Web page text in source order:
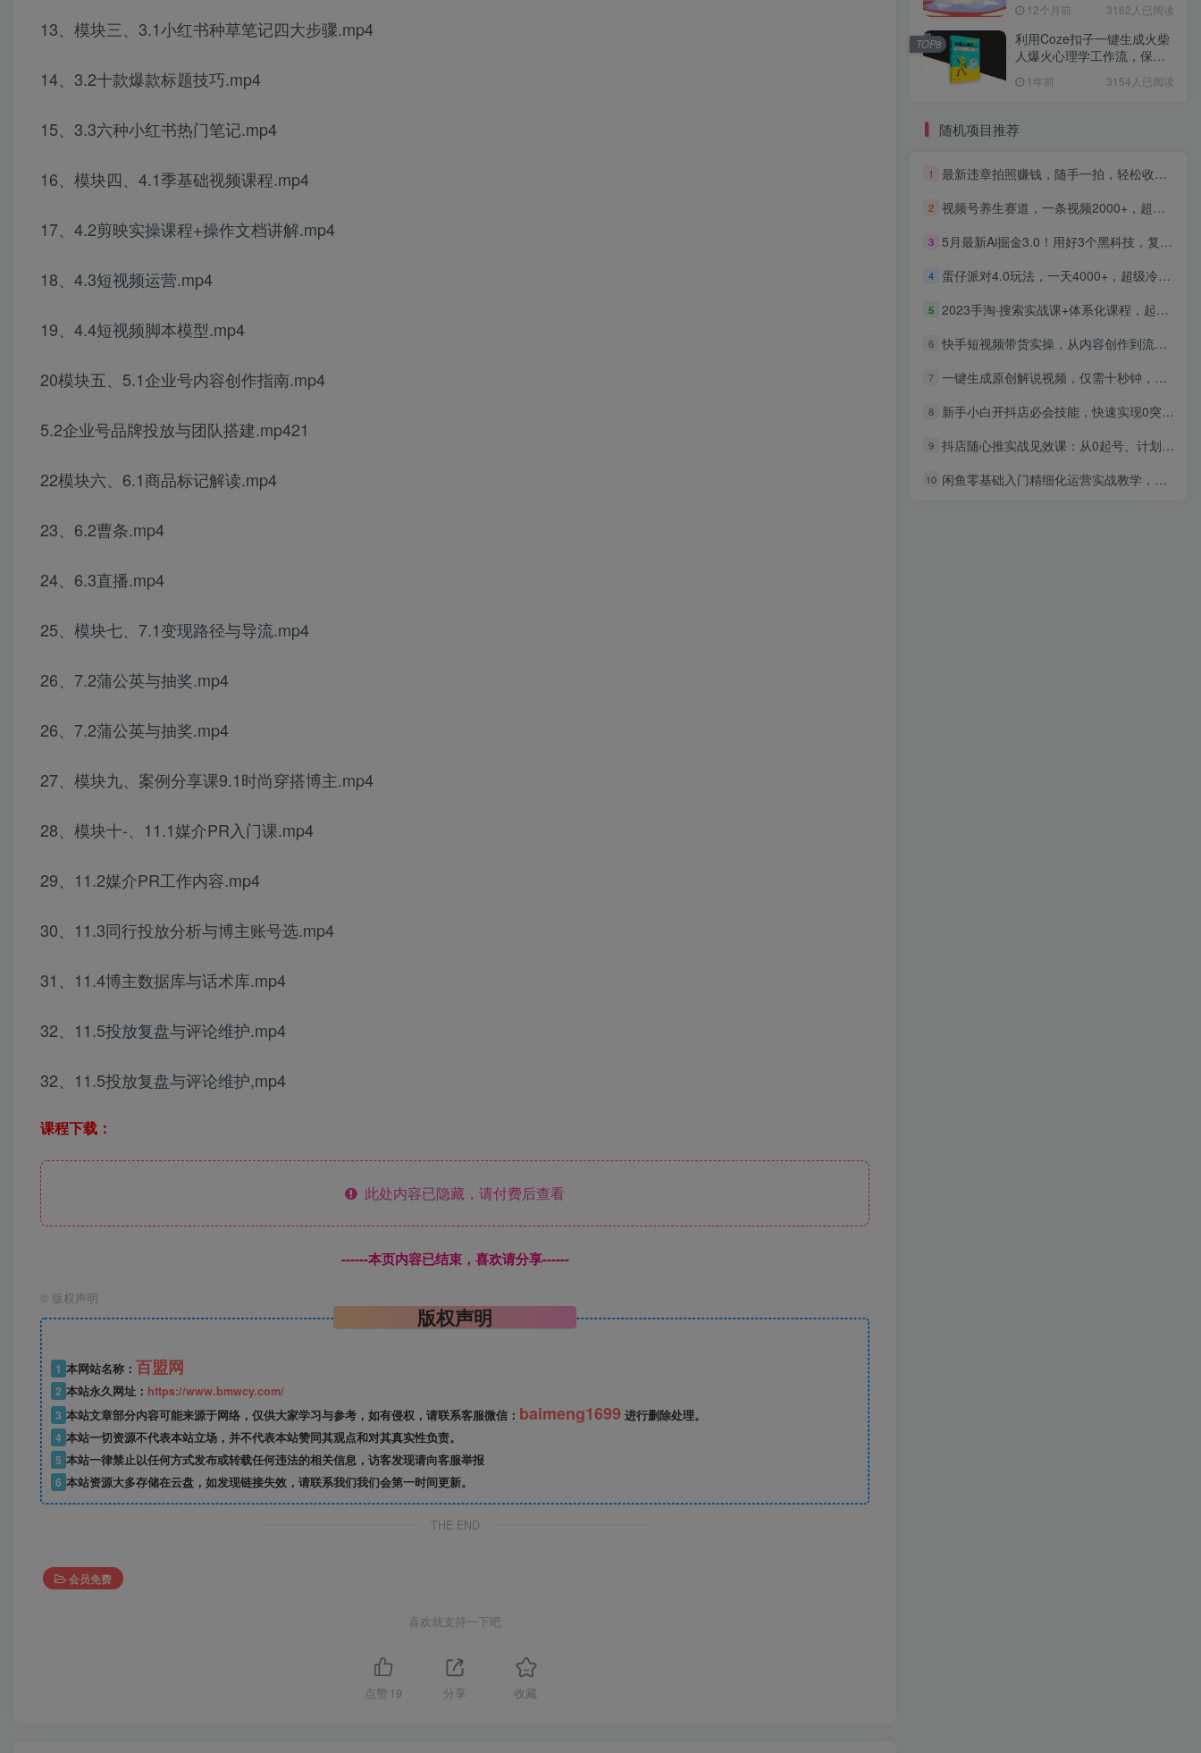
13、模块三、3.1小红书种草笔记四大步骤.mp4
14、3.2十款爆款标题技巧.mp4
15、3.3六种小红书热门笔记.mp4
16、模块四、4.1季基础视频课程.mp4
17、4.2剪映实操课程+操作文档讲解.mp4
18、4.3短视频运营.mp4
19、4.4短视频脚本模型.mp4
20模块五、5.1企业号内容创作指南.mp4
5.2企业号品牌投放与团队搭建.mp421
22模块六、6.1商品标记解读.mp4
23、6.2曹条.mp4
24、6.3直播.mp4
25、模块七、7.1变现路径与导流.mp4
26、7.2蒲公英与抽奖.mp4
26、7.2蒲公英与抽奖.mp4
27、模块九、案例分享课9.1时尚穿搭博主.mp4
28、模块十-、11.1媒介PR入门课.mp4
29、11.2媒介PR工作内容.mp4
30、11.3同行投放分析与博主账号选.mp4
31、11.4博主数据库与话术库.mp4
32、11.5投放复盘与评论维护.mp4
32、11.5投放复盘与评论维护,mp4
课程下载：
此处内容已隐藏，请付费后查看
------本页内容已结束，喜欢请分享------
© 版权声明
版权声明
1 本网站名称： 百盟网
2 本站永久网址： https://www.bmwcy.com/
3 本站文章部分内容可能来源于网络，仅供大家学习与参考，如有侵权，请联系客服微信： baimeng1699 进行删除处理。
4 本站一切资源不代表本站立场，并不代表本站赞同其观点和对其真实性负责。
5 本站一律禁止以任何方式发布或转载任何违法的相关信息，访客发现请向客服举报
6 本站资源大多存储在云盘，如发现链接失效，请联系我们我们会第一时间更新。
THE END
会员免费
喜欢就支持一下吧
点赞 19 分享 收藏
12个月前 3162人已阅读
利用Coze扣子一键生成火柴
人爆火心理学工作流，保姆
1年前 3154人已阅读
TOP8
随机项目推荐
1 最新违章拍照赚钱，随手一拍，轻松收入3000+
2 视频号养生赛道，一条视频2000+，超简单，小白轻松月入3w+，长期稳定
3 5月最新Ai掘金3.0！用好3个黑科技，复制粘贴轻松矩阵，单号日赚500+
4 蛋仔派对4.0玩法，一天4000+，超级冷门稳定玩法，一台手机即可操作，小白轻松上手，保姆级教学
5 2023手淘·搜索实战课+体系化课程，起店起单品实操视频课程
6 快手短视频带货实操，从内容创作到流量转化，新手快速上手变现
7 一键生成原创解说视频，仅需十秒钟，小白也可以日入3000+
8 新手小白开抖店必会技能，快速实现0突破，稳定出单
9 抖店随心推实战见效课：从0起号、计划优化、问题排雷，快速实现直播盈利
10 闲鱼零基础入门精细化运营实战教学，闲鱼暴力玩法带你成功变现